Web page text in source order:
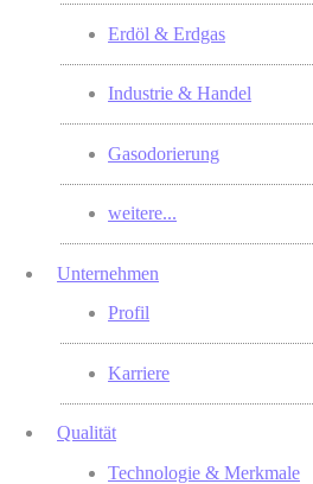
Erdöl & Erdgas
Industrie & Handel
Gasodorierung
weitere...
Unternehmen
Profil
Karriere
Qualität
Technologie & Merkmale